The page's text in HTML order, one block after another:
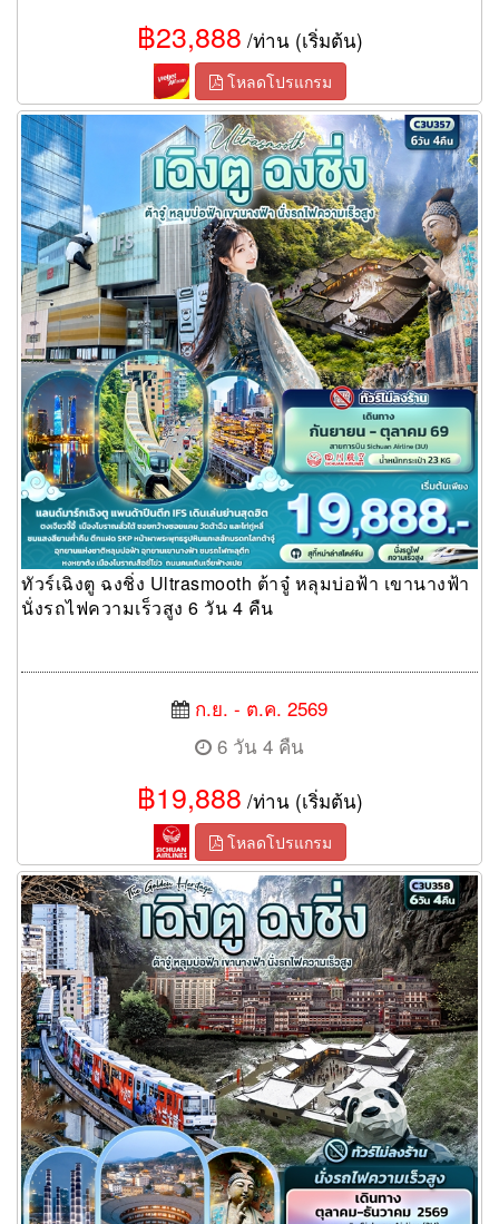
฿23,888 /ท่าน (เริ่มต้น)
โหลดโปรแกรม
ทัวร์เฉิงตู ฉงชิ่ง Ultrasmooth ต้าจู๋ หลุมบ่อฟ้า เขานางฟ้า นั่งรถไฟ
ความเร็วสูง 6 วัน 4 คืน
ทัวร์เฉิงตู ฉงชิ่ง Ultrasmooth ต้าจู๋ หลุมบ่อฟ้า เขานางฟ้า
นั่งรถไฟความเร็วสูง 6 วัน 4 คืน
ก.ย. - ต.ค. 2569
6 วัน 4 คืน
฿19,888 /ท่าน (เริ่มต้น)
โหลดโปรแกรม
ทัวร์เฉิงตู ฉงชิ่ง The Golden Heritage ต้าจู๋ หลุมบ่อฟ้า เขานางฟ้า
นั่งรถไฟความเร็วสูง